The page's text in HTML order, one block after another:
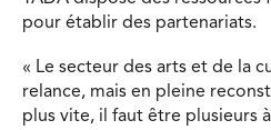
pour établir des partenariats.
« Le secteur des arts et de la
relance, mais en pleine
plus vite, il faut être plusieurs